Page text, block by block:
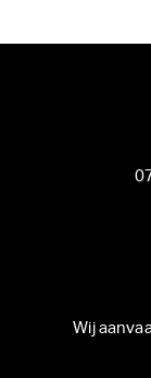
Wij